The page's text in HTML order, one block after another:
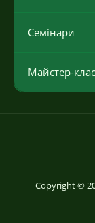
Семінари
Майстер-клас
Copyright ©